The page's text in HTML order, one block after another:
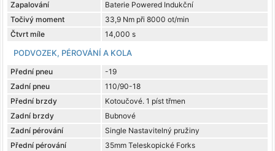
Zapalování
Baterie Powered Indukční
Točivý moment
33,9 Nm při 8000 ot/min
Čtvrt míle
14,000 s
PODVOZEK, PÉROVÁNÍ A KOLA
Přední pneu
-19
Zadní pneu
110/90-18
Přední brzdy
Kotoučové. 1 píst třmen
Zadní brzdy
Bubnové
Zadní pérování
Single Nastavitelný pružiny
Přední pérování
35mm Teleskopické Forks